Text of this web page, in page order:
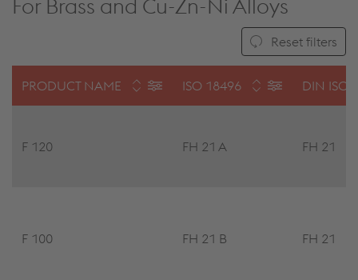
For Brass and Cu-Zn-Ni Alloys
Reset filters
PRODUCT NAME ISO 18496 DIN ISO
F 120 FH 21 A FH 21
F 100 FH 21 B FH 21